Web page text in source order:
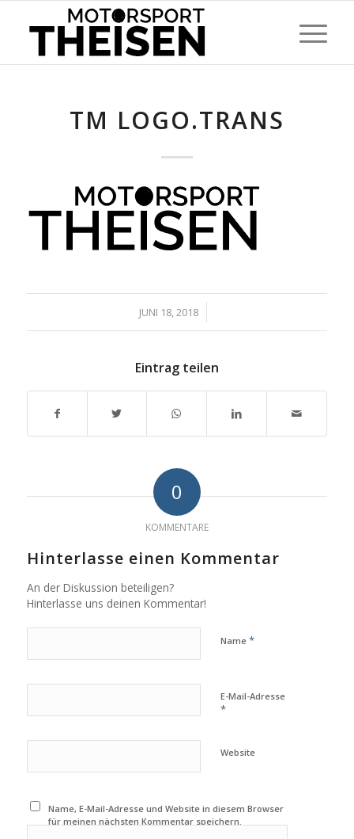
TM LOGO.TRANS
JUNI 18, 2018
/
Eintrag teilen
0
KOMMENTARE
Hinterlasse einen Kommentar
An der Diskussion beteiligen?
Hinterlasse uns deinen Kommentar!
Name *
E-Mail-Adresse
*
Website
Name, E-Mail-Adresse und Website in diesem Browser
für meinen nächsten Kommentar speichern.